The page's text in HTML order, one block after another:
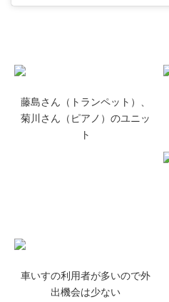
藤島さん（トランペット）、
菊川さん（ピアノ）のユニッ
ト
車いすの利用者が多いので外
出機会は少ない